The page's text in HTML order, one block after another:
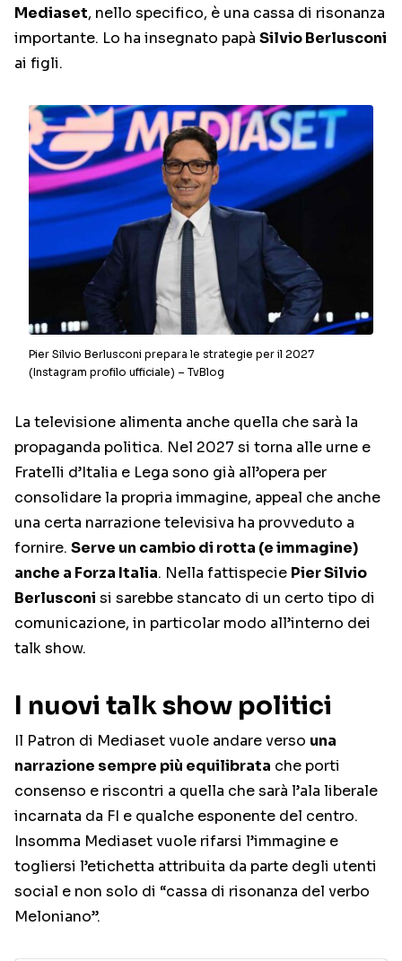
Mediaset, nello specifico, è una cassa di risonanza
importante. Lo ha insegnato papà Silvio Berlusconi
ai figli.
Pier Silvio Berlusconi prepara le strategie per il 2027
(Instagram profilo ufficiale) – TvBlog
La televisione alimenta anche quella che sarà la
propaganda politica. Nel 2027 si torna alle urne e
Fratelli d’Italia e Lega sono già all’opera per
consolidare la propria immagine, appeal che anche
una certa narrazione televisiva ha provveduto a
fornire. Serve un cambio di rotta (e immagine)
anche a Forza Italia. Nella fattispecie Pier Silvio
Berlusconi si sarebbe stancato di un certo tipo di
comunicazione, in particolar modo all’interno dei
talk show.
I nuovi talk show politici
Il Patron di Mediaset vuole andare verso una
narrazione sempre più equilibrata che porti
consenso e riscontri a quella che sarà l’ala liberale
incarnata da FI e qualche esponente del centro.
Insomma Mediaset vuole rifarsi l’immagine e
togliersi l’etichetta attribuita da parte degli utenti
social e non solo di “cassa di risonanza del verbo
Meloniano”.